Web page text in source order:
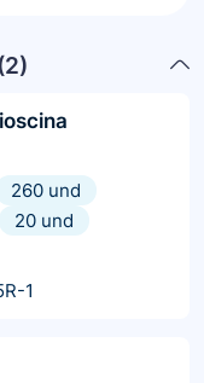
2)
260 und
20 und
1